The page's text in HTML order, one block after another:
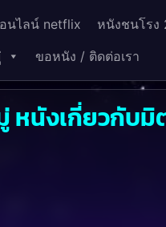
นไลน์ netflix หนังชนโรง
ขอหนัง / ติดต่อเรา
หนังเกี่ยวกับมิ